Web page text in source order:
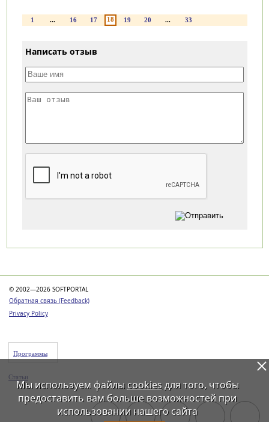
1 ... 16 17 18 19 20 ... 33
Написать отзыв
© 2002—2026 SOFTPORTAL
Обратная связь (Feedback)
Privacy Policy
Программы
Статьи
Мы используем файлы cookiesдля того, чтобы
предоставить вам больше возможностей при
использовании нашего сайта